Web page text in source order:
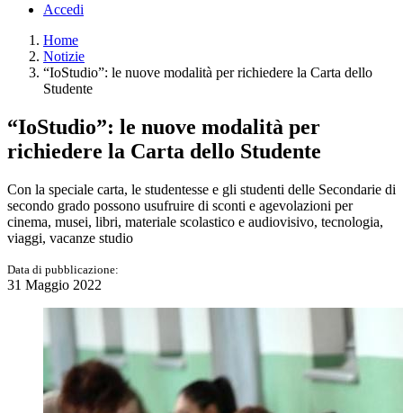
Accedi
Home
Notizie
“IoStudio”: le nuove modalità per richiedere la Carta dello
Studente
“IoStudio”: le nuove modalità per
richiedere la Carta dello Studente
Con la speciale carta, le studentesse e gli studenti delle Secondarie di
secondo grado possono usufruire di sconti e agevolazioni per
cinema, musei, libri, materiale scolastico e audiovisivo, tecnologia,
viaggi, vacanze studio
Data di pubblicazione:
31 Maggio 2022